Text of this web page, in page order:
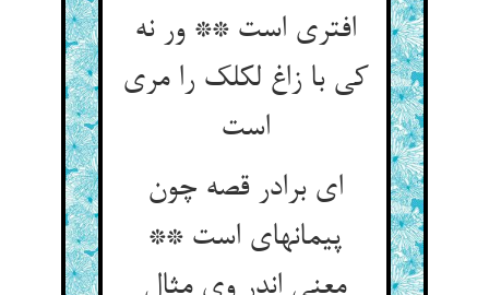
افتری است ** ور نه
کی با زاغ لکلک را مری
است‏
ای برادر قصه چون
پیمانه‏ای است **
معنی اندر وی مثال